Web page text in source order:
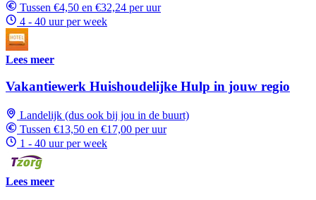
Tussen €4,50 en €32,24 per uur
4 - 40 uur per week
Lees meer
Vakantiewerk Huishoudelijke Hulp in jouw regio
Landelijk (dus ook bij jou in de buurt)
Tussen €13,50 en €17,00 per uur
1 - 40 uur per week
Lees meer